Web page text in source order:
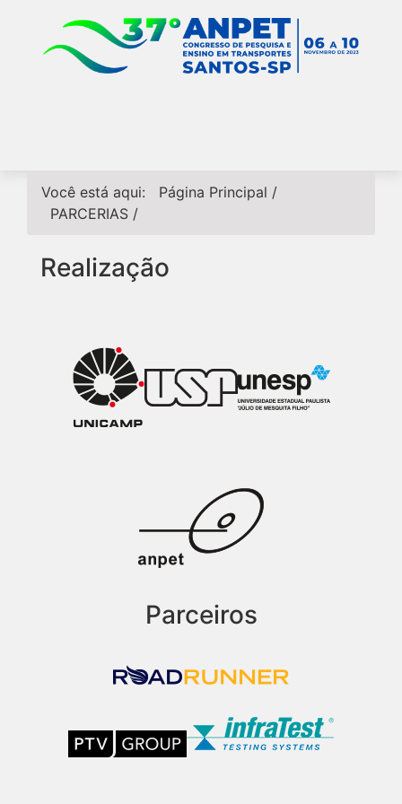
Você está aqui: Página Principal /
PARCERIAS /
Realização
Parceiros